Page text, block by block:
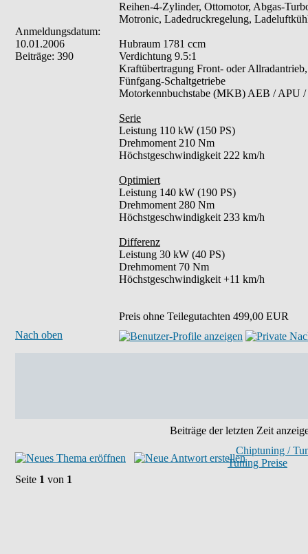
Anmeldungsdatum:
10.01.2006
Beiträge: 390
Reihen-4-Zylinder, Ottomotor, Abgas-
Motronic, Ladedruckregelung,
Hubraum 1781 ccm
Verdichtung 9.5:1
Kraftübertragung Front- oder Allradantrieb,
Fünfgang-Schaltgetriebe
Motorkennbuchstabe (MKB) AEB / APU
Serie
Leistung 110 kW (150 PS)
Drehmoment 210 Nm
Höchstgeschwindigkeit 222 km/h
Optimiert
Leistung 140 kW (190 PS)
Drehmoment 280 Nm
Höchstgeschwindigkeit 233 km/h
Differenz
Leistung 30 kW (40 PS)
Drehmoment 70 Nm
Höchstgeschwindigkeit +11 km/h
Preis ohne Teilegutachten 499,00 EUR
Nach oben
Beiträge der letzten Zeit
Chiptuning /
Tuning Preise
Seite 1 von 1